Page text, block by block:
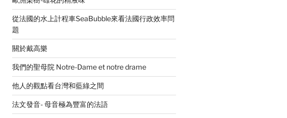
從法國的水上計程車SeaBubble來看法國行政效率問
題
關於戴高樂
我們的聖母院 Notre-Dame et notre drame
他人的觀點看台灣和藍綠之間
法文發音- 母音極為豐富的法語